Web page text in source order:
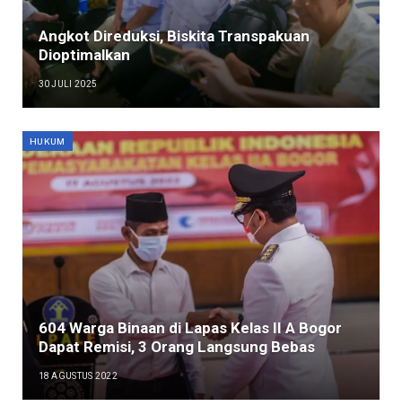
Angkot Direduksi, Biskita Transpakuan
Dioptimalkan
30 JULI 2025
HUKUM
604 Warga Binaan di Lapas Kelas II A Bogor
Dapat Remisi, 3 Orang Langsung Bebas
18 AGUSTUS 2022